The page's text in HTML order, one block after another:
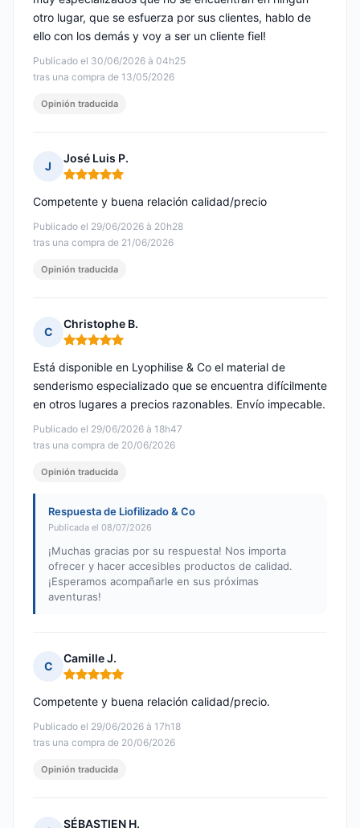
Publicado el 30/06/2026 à 04h25
tras una compra de 13/05/2026
otro lugar, que se esfuerza por sus clientes, hablo de
ello con los demás y voy a ser un cliente fiel!
Opinión traducida
J
José Luis P.
Nota: 5 de 5
Publicado el 29/06/2026 à 20h28
tras una compra de 21/06/2026
Competente y buena relación calidad/precio
Opinión traducida
C
Christophe B.
Nota: 5 de 5
Publicado el 29/06/2026 à 18h47
tras una compra de 20/06/2026
Está disponible en Lyophilise & Co el material de
senderismo especializado que se encuentra difícilmente
en otros lugares a precios razonables. Envío impecable.
Opinión traducida
Respuesta de Liofilizado & Co
Publicada el 08/07/2026
¡Muchas gracias por su respuesta! Nos importa
ofrecer y hacer accesibles productos de calidad.
¡Esperamos acompañarle en sus próximas
aventuras!
C
Camille J.
Nota: 5 de 5
Publicado el 29/06/2026 à 17h18
tras una compra de 20/06/2026
Competente y buena relación calidad/precio.
Opinión traducida
SÉBASTIEN H.